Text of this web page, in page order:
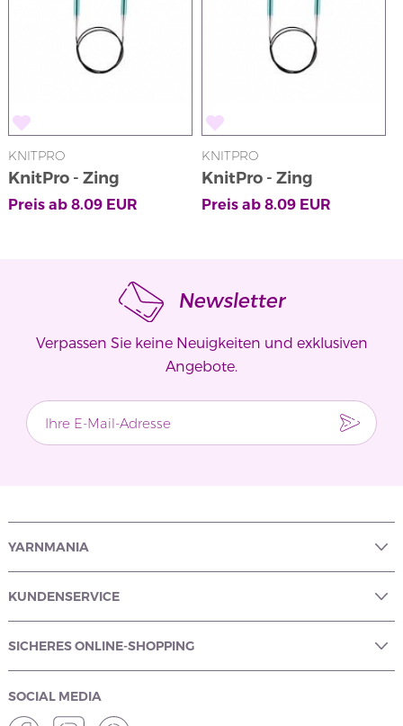
KNITPRO
KnitPro - Zing
Rundstricknadeln
Preis ab 8.09EUR
KNITPRO
KnitPro - Zing
Rundstricknadeln
Preis ab 8.09EUR
Newsletter
Verpassen Sie keine Neuigkeiten und exklusiven
Angebote.
YARNMANIA
KUNDENSERVICE
SICHERES ONLINE-SHOPPING
SOCIAL MEDIA